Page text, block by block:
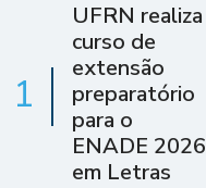
1
UFRN realiza
curso de
extensão
preparatório
para o
ENADE 2026
em Letras